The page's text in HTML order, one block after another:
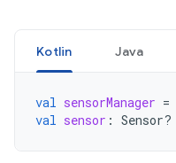
Kotlin Java
val sensorManager =
val sensor : Sensor?